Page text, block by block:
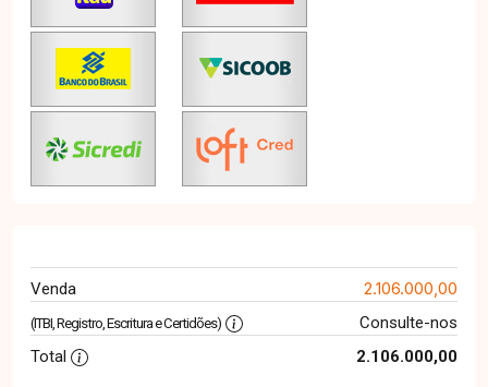
Venda 2.106.000,00
(ITBI, Registro, Escritura e Certidões)
Consulte-nos
Total
2.106.000,00